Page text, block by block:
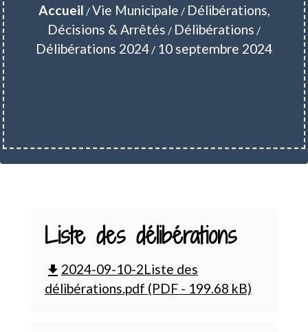
Accueil /Vie Municipale / Délibérations,
Décisions & Arrêtés / Délibérations /
Délibérations 2024 / 10 septembre 2024
Liste des délibérations
file_download 2024-09-10-2Liste des
délibérations.pdf (PDF - 199.68 kB)